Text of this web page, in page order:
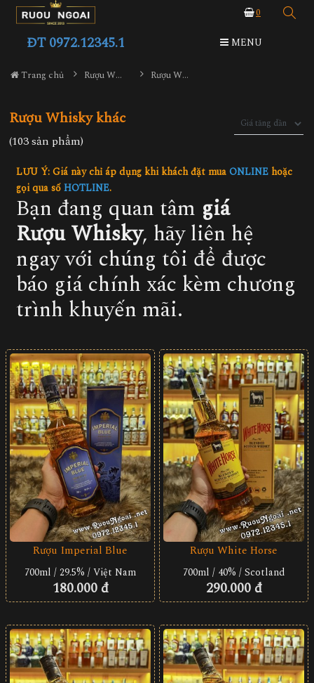
0
ĐT 0972.12345.1 MENU
Trang chủ Rượu Whisky Rượu Whisky khác
Rượu Whisky khác
(103 sản phẩm)
LƯU Ý: Giá này chỉ áp dụng khi khách đặt muaONLINE hoặc
gọi qua sốHOTLINE.
Bạn đang quan tâm giá
Rượu Whisky, hãy liên hệ
ngay với chúng tôi để được
báo giá chính xác kèm chương
trình khuyến mãi.
Rượu Imperial Blue
700ml / 29.5% / Việt Nam
180.000 đ
Rượu White Horse
700ml / 40% / Scotland
290.000 đ